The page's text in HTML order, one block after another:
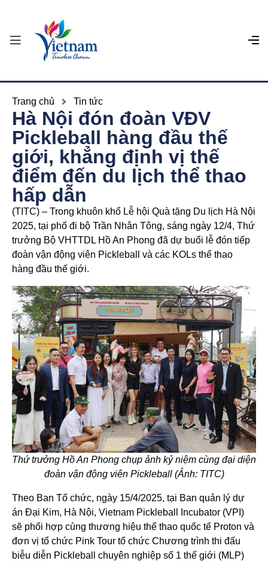
Trang chủ Tin tức
Hà Nội đón đoàn VĐV
Pickleball hàng đầu thế
giới, khẳng định vị thế
điểm đến du lịch thể thao
hấp dẫn
(TITC) – Trong khuôn khổ Lễ hội Quà tặng Du lịch Hà Nội
2025, tại phố đi bộ Trần Nhân Tông, sáng ngày 12/4, Thứ
trưởng Bộ VHTTDL Hồ An Phong đã dự buổi lễ đón tiếp
đoàn vận động viên Pickleball và các KOLs thể thao
hàng đầu thế giới.
Thứ trưởng Hồ An Phong chụp ảnh kỷ niệm cùng đại diện
đoàn vận động viên Pickleball (Ảnh: TITC)
Theo Ban Tổ chức, ngày 15/4/2025, tại Ban quản lý dự
án Đại Kim, Hà Nội, Vietnam Pickleball Incubator (VPI)
sẽ phối hợp cùng thương hiệu thể thao quốc tế Proton và
đơn vị tổ chức Pink Tour tổ chức Chương trình thi đấu
biễu diễn Pickleball chuyên nghiệp số 1 thế giới (MLP)